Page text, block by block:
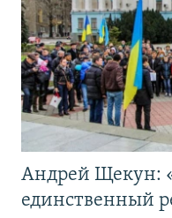
Андрей Щекун:
единственный